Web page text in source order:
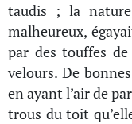
taudis ; la
malheureux,
par des touffes
velours. De
en ayant l’air de
trous du toit